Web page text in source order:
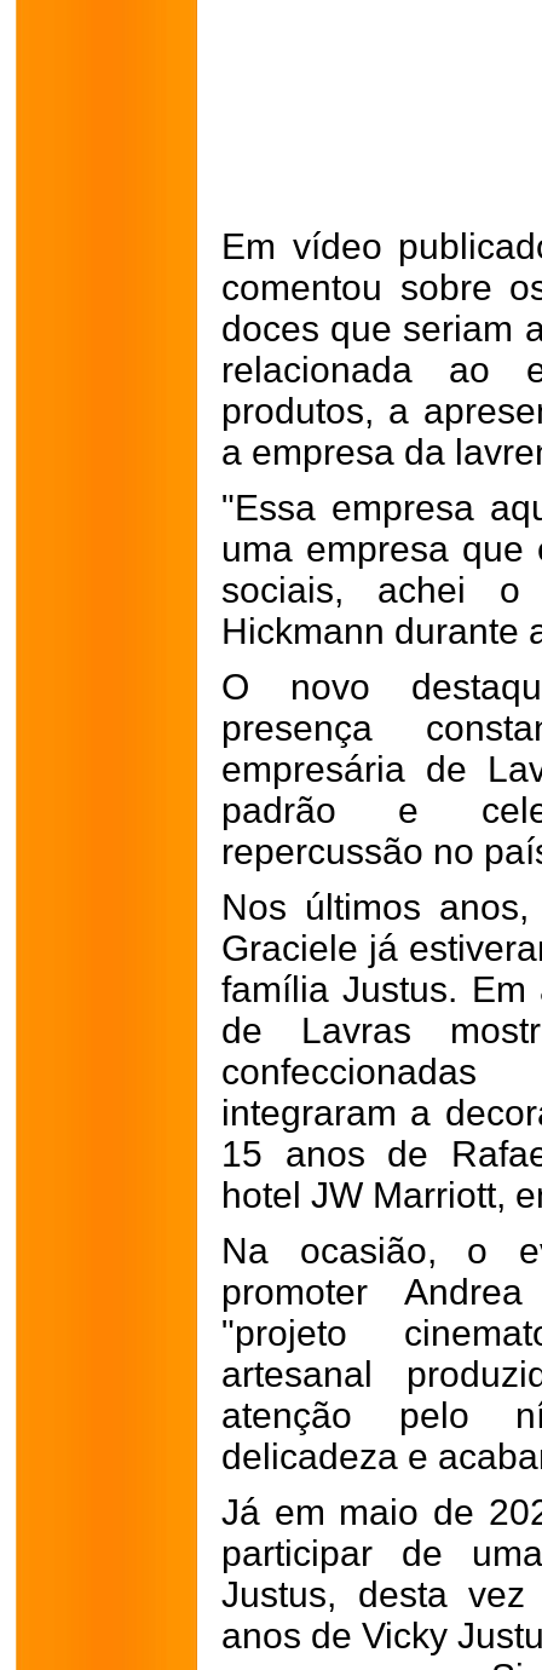
Em vídeo
comentou sobre
doces que seriam
relacionada ao
produtos, a
a empresa da
"Essa empresa
uma empresa
sociais, achei o
Hickmann durante
O novo
presença
empresária de
padrão e
repercussão no
Nos últimos
Graciele já
família Justus.
de Lavras
integraram a
15 anos de
hotel JW Marriott,
Na ocasião, o
promoter
"projeto
artesanal
atenção pelo
delicadeza e
Já em maio de
participar de
Justus, desta
anos de Vicky